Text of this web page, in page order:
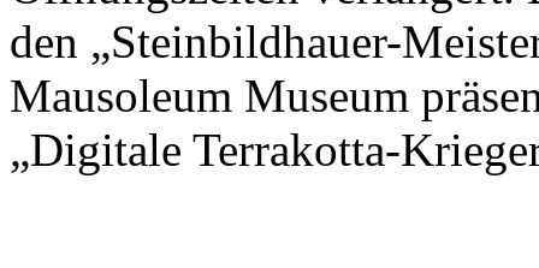
den „Steinbildhauer-
Mausoleum Museum
„Digitale Terrakotta-